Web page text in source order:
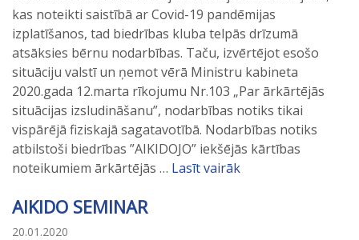
kas noteikti saistībā ar Covid-19 pandēmijas
izplatīšanos, tad biedrības kluba telpās drīzumā
atsāksies bērnu nodarbības. Taču, izvērtējot esošo
situāciju valstī un ņemot vērā Ministru kabineta
2020.gada 12.marta rīkojumu Nr.103 „Par ārkārtējās
situācijas izsludināšanu”, nodarbības notiks tikai
vispārējā fiziskajā sagatavotībā. Nodarbības notiks
atbilstoši biedrības ”AIKIDOJO” iekšējās kārtības
noteikumiem ārkārtējās … Lasīt vairāk
AIKIDO SEMINAR
20.01.2020